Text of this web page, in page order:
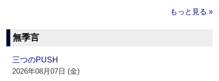
もっと見る »
無季言
三つのPUSH
2026年08月07日 (金)